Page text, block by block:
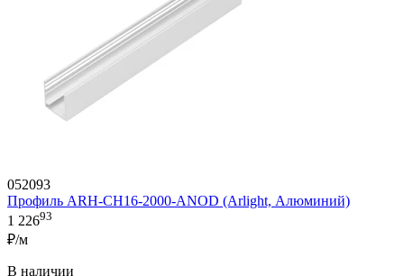
052093
Профиль ARH-CH16-2000-ANOD (Arlight, Алюминий)
1 22693
₽/м
В наличии